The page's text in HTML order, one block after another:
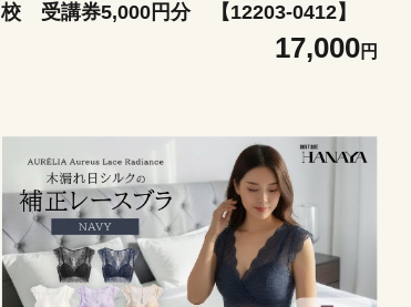
校 受講券5,000円分 【12203-0412】
17,000円